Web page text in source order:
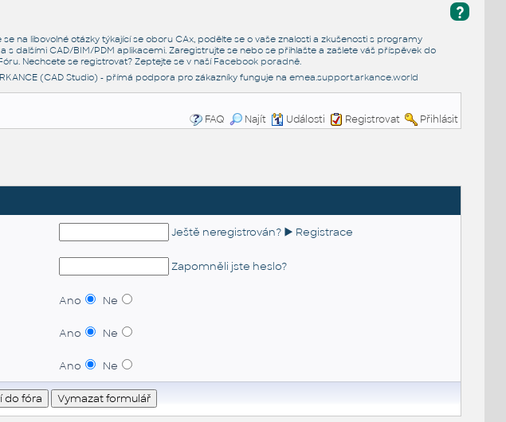
?
na libovolné otázky týkající se oboru CAx, podělte se o vaše znalosti a zkušenosti s programy
a s dalšími CAD/BIM/PDM aplikacemi. Zaregistrujte se nebo se přihlašte a zašlete váš příspěvek do
. Nechcete se registrovat? Zeptejte se v naší Facebook poradně.
(CAD Studio) - přímá podpora pro zákazníky funguje na emea.support.arkance.world
FAQ
Najít Události Registrovat Přihlásit
Ještě neregistrován? ► Registrace
Zapomněli jste heslo?
Ano Ne
Ano Ne
Ano Ne